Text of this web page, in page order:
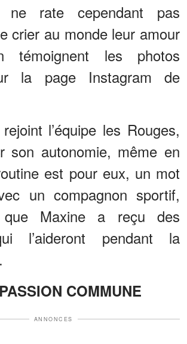
ne rate cependant pas
crier au monde leur amour
témoignent les photos
la page Instagram de
l’équipe les Rouges,
son autonomie, même en
est pour eux, un mot
un compagnon sportif,
Maxine a reçu des
l’aideront pendant la
COMMUNE
ANNONCES